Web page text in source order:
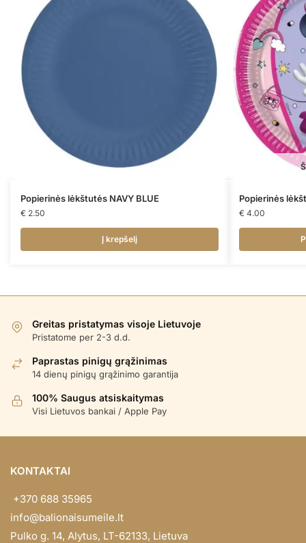
Popierinės lėkštutės NAVY BLUE
€ 2.50
Į krepšelį
Popierinės
€ 4.00
Greitas pristatymas visoje Lietuvoje
Pristatome per 2-3 d.d.
Paprastas pinigų grąžinimas
14 dienų pinigų grąžinimo garantija
100% Saugus atsiskaitymas
Visi Lietuvos bankai / Apple Pay
KONTAKTAI
+370 688 35965
info@balionaisumeile.lt
Pulko g. 14, Alytus, LT-62133, Lietuva